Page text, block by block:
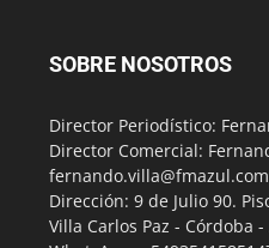
SOBRE NOSOTROS
Director Periodístico:
Director Comercial:
fernando.villa@fmazul.com
Dirección: 9 de Julio 90.
Villa Carlos Paz - Córdoba